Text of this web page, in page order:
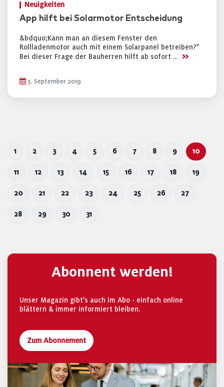
Neuigkeiten
App hilft bei Solarmotor Entscheidung
&bdquo;Kann man an diesem Fenster den
Rollladenmotor auch mit einem Solarpanel betreiben?"
Bei dieser Frage der Bauherren hilft ab sofort … >>
5. September 2019
1 2 3 4 5 6 7 8 9 10
11 12 13 14 15 16 17 18 19
20 21 22 23 24 25 26 27
28 29 30 31
Abonnent werden!
Unser Magazin gibt's auch im Abo - einfach online
blättern & immer informiert bleiben.
Zum Abonnement